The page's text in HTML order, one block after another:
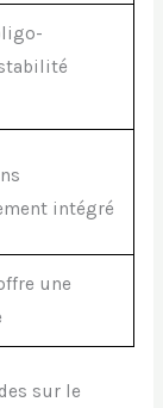
intégré
une
sur le